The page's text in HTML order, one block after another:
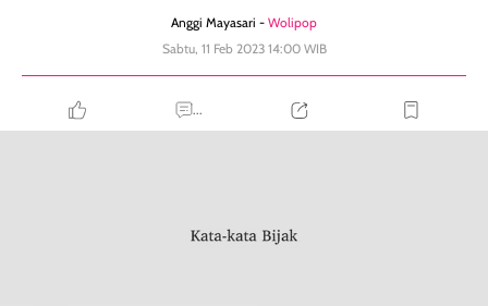
Anggi Mayasari - Wolipop
Sabtu, 11 Feb 2023 14:00 WIB
...